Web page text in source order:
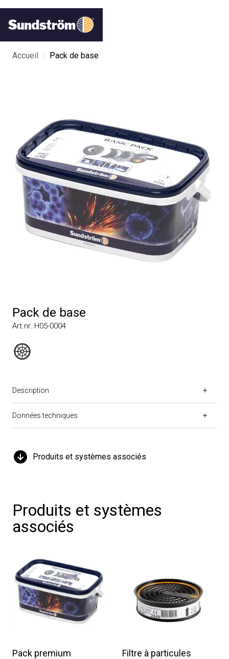
Accueil / Pack de base
Pack de base
Art.nr. H05-0004
Description
Données techniques
Produits et systèmes associés
Produits et systèmes
associés
Pack premium
Filtre à particules